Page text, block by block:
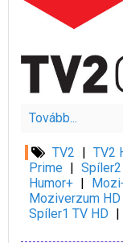
Tovább...
TV2 TV2
Prime
Humor+
Moziverzum HD
Spíler1 TV HD